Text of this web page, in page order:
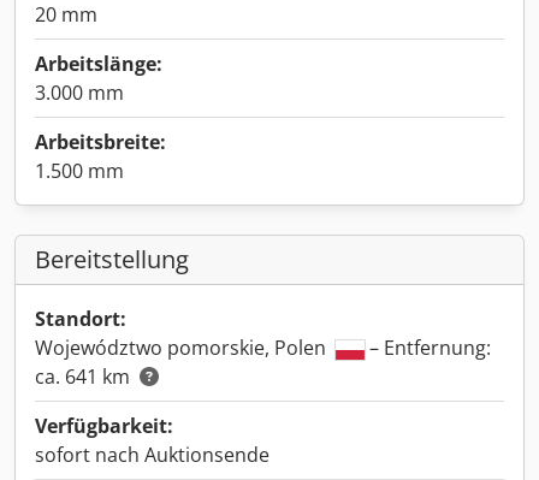
20 mm
Arbeitslänge:
3.000 mm
Arbeitsbreite:
1.500 mm
Bereitstellung
Standort:
Województwo pomorskie, Polen
– Entfernung:
ca. 641 km
Verfügbarkeit:
sofort nach Auktionsende